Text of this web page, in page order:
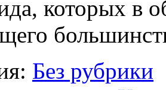
которых в
Без рубрики